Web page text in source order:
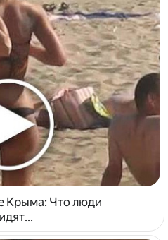
Крыма: Что люди